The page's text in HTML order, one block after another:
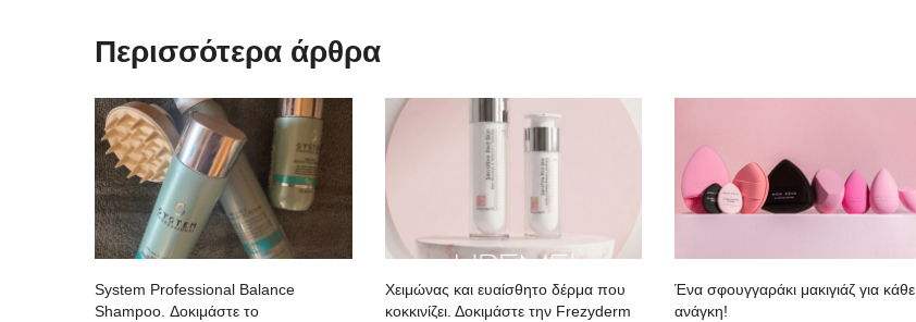
Περισσότερα άρθρα
System Professional Balance
Shampoo. Δοκιμάστε το
Χειμώνας και ευαίσθητο δέρμα που
κοκκινίζει. Δοκιμάστε την Frezyderm
Ένα σφουγγαράκι μακιγιάζ για κάθε
ανάγκη!